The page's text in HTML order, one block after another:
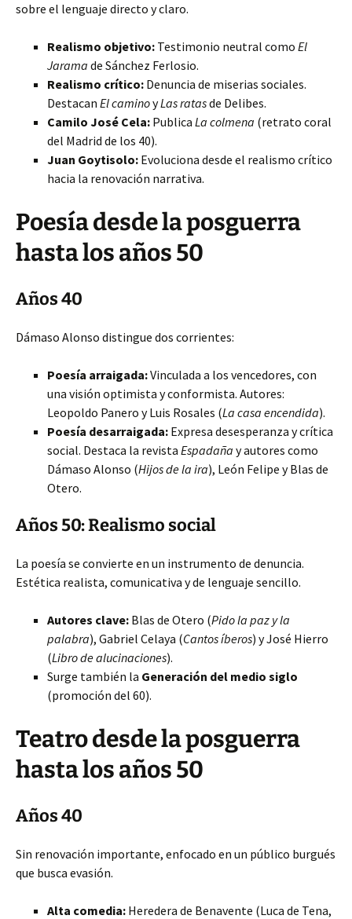
sobre el lenguaje directo y claro.
Realismo objetivo: Testimonio neutral como El
Jarama de Sánchez Ferlosio.
Realismo crítico: Denuncia de miserias sociales.
Destacan El caminoyLas ratasde Delibes.
Camilo José Cela: Publica La colmena (retrato coral
del Madrid de los 40).
Juan Goytisolo: Evoluciona desde el realismo crítico
hacia la renovación narrativa.
Poesía desde la posguerra
hasta los años 50
Años 40
Dámaso Alonso distingue dos corrientes:
Poesía arraigada:Vinculada a los vencedores, con
una visión optimista y conformista. Autores:
Leopoldo Panero y Luis Rosales (La casa encendida).
Poesía desarraigada: Expresa desesperanza y crítica
social. Destaca la revista Espadaña y autores como
Dámaso Alonso (Hijos de la ira), León Felipe y Blas de
Otero.
Años 50: Realismo social
La poesía se convierte en un instrumento de denuncia.
Estética realista, comunicativa y de lenguaje sencillo.
Autores clave: Blas de Otero (Pido la paz y la
palabra), Gabriel Celaya (Cantos íberos) y José Hierro
(Libro de alucinaciones).
Surge también la Generación del medio siglo
(promoción del 60).
Teatro desde la posguerra
hasta los años 50
Años 40
Sin renovación importante, enfocado en un público burgués
que busca evasión.
Alta comedia: Heredera de Benavente (Luca de Tena,